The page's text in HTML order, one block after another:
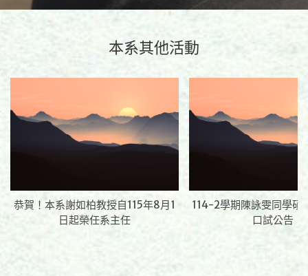
本系其他活動
恭賀！本系謝如柏教授自115年8月1
日起榮任系主任
114-2學期陳詠雯同學碩
口試公告